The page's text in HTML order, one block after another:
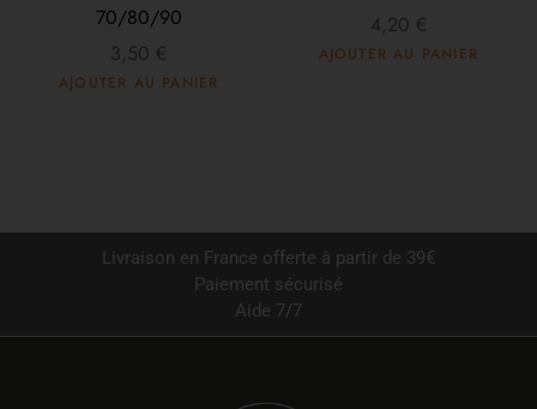
70/80/90
3,50 €
AJOUTER AU PANIER
4,20 €
AJOUTER AU PANIER
Livraison en France offerte à partir de 39€
Paiement sécurisé
Aide 7/7